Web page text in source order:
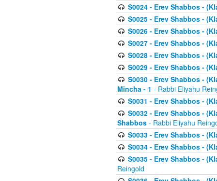
S0024 - Erev Shabbos -
S0025 - Erev Shabbos -
S0026 - Erev Shabbos -
S0027 - Erev Shabbos -
S0028 - Erev Shabbos -
S0029 - Erev Shabbos -
S0030 - Erev Shabbos -
Mincha - 1 - Rabbi Eliyahu
S0031 - Erev Shabbos -
S0032 - Erev Shabbos -
Shabbos - Rabbi Eliyahu
S0033 - Erev Shabbos -
S0034 - Erev Shabbos -
S0035 - Erev Shabbos -
Reingold